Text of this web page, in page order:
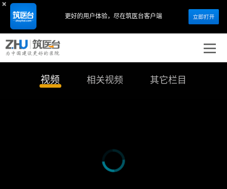
视频 相关视频 其它栏目
更好的用户体验， 尽在筑医台客户端